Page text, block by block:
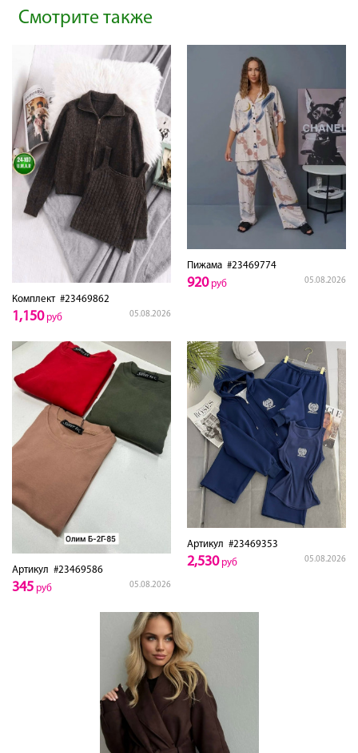
Смотрите также
Комплект#23469862
05.08.2026
1,150руб
Пижама #23469774
05.08.2026
920руб
Артикул #23469586
05.08.2026
345 руб
Артикул #23469353
05.08.2026
2,530руб